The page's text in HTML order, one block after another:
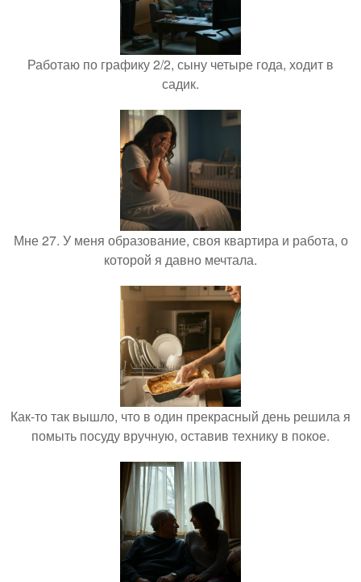
Работаю по графику 2/2, сыну четыре года, ходит в
садик.
Мне 27. У меня образование, своя квартира и работа, о
которой я давно мечтала.
Как-то так вышло, что в один прекрасный день решила я
помыть посуду вручную, оставив технику в покое.